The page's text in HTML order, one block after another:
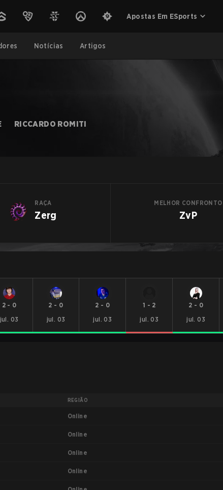
Apostas Em ESports
Notícias Artigos
RICCARDO ROMITI
RAÇA
Zerg
MELHOR CONFRONTO
ZvP
2- 0
jul. 03
2 - 0
jul. 03
2 - 0
jul. 03
1 - 2
jul. 03
2 - 0
jul. 03
REGIÃO
Online
Online
Online
Online